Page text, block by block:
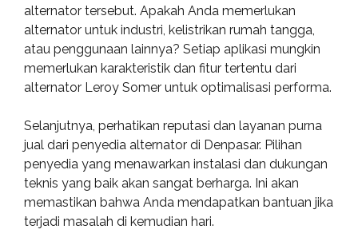
alternator tersebut. Apakah Anda memerlukan
alternator untuk industri, kelistrikan rumah tangga,
atau penggunaan lainnya? Setiap aplikasi mungkin
memerlukan karakteristik dan fitur tertentu dari
alternator Leroy Somer untuk optimalisasi performa.
Selanjutnya, perhatikan reputasi dan layanan purna
jual dari penyedia alternator di Denpasar. Pilihan
penyedia yang menawarkan instalasi dan dukungan
teknis yang baik akan sangat berharga. Ini akan
memastikan bahwa Anda mendapatkan bantuan jika
terjadi masalah di kemudian hari.